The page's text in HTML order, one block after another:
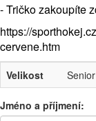
- Tričko zakoupíte
https://
cervene.htm
Velikost
Jméno a příjmení: